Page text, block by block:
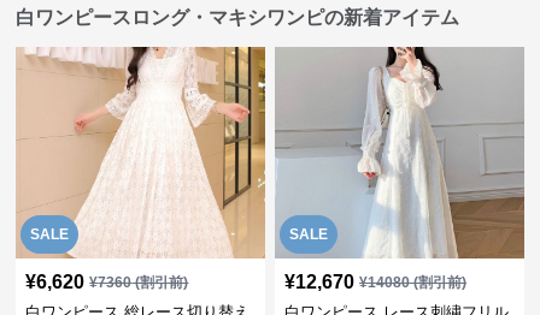
白ワンピースロング・マキシワンピの新着アイテム
SALE
¥6,620 ¥7360(割引前)
SALE
¥12,670 ¥14080(割引前)